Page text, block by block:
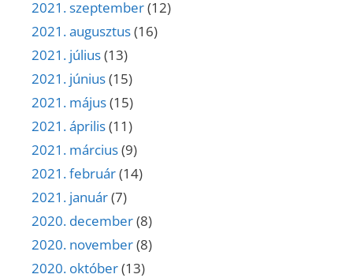
2021. szeptember(12)
2021. augusztus(16)
2021. július(13)
2021. június(15)
2021. május(15)
2021. április(11)
2021. március(9)
2021. február(14)
2021. január(7)
2020. december(8)
2020. november(8)
2020. október(13)